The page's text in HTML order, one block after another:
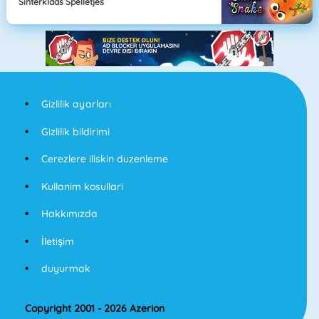
Gizlilik ayarları
Gizlilik bildirimi
Cerezlere iliskin duzenleme
Kullanim kosullari
Hakkımızda
İletişim
duyurmak
Copyright 2001 - 2026 Azerion